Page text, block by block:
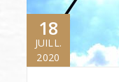
18
JUILL.
2020